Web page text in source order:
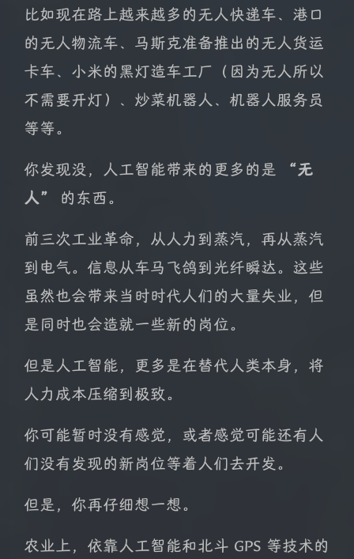
比如现在路上越来越多的无人快递车、港口
的无人物流车、马斯克准备推出的无人货运
卡车、小米的黑灯造车工厂（因为无人所以
不需要开灯）、炒菜机器人、机器人服务员
等等。
你发现没，人工智能带来的更多的是
“无
人”
的东西。
前三次工业革命，从人力到蒸汽，再从蒸汽
到电气。信息从车马飞鸽到光纤瞬达。这些
虽然也会带来当时时代人们的大量失业，但
是同时也会造就一些新的岗位。
但是人工智能，更多是在替代人类本身，将
人力成本压缩到极致。
你可能暂时没有感觉，或者感觉可能还有人
们没有发现的新岗位等着人们去开发。
但是，你再仔细想一想。
农业上，依靠人工智能和北斗 GPS 等技术的